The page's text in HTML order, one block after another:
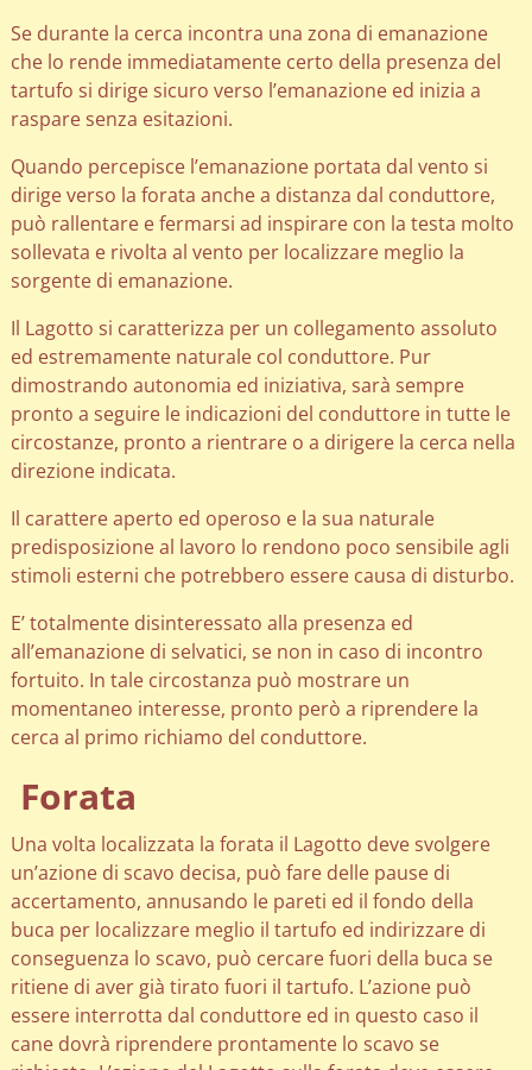
Se durante la cerca incontra una zona di emanazione
che lo rende immediatamente certo della presenza del
tartufo si dirige sicuro verso l’emanazione ed inizia a
raspare senza esitazioni.
Quando percepisce l’emanazione portata dal vento si
dirige verso la forata anche a distanza dal conduttore,
può rallentare e fermarsi ad inspirare con la testa molto
sollevata e rivolta al vento per localizzare meglio la
sorgente di emanazione.
Il Lagotto si caratterizza per un collegamento assoluto
ed estremamente naturale col conduttore. Pur
dimostrando autonomia ed iniziativa, sarà sempre
pronto a seguire le indicazioni del conduttore in tutte le
circostanze, pronto a rientrare o a dirigere la cerca nella
direzione indicata.
Il carattere aperto ed operoso e la sua naturale
predisposizione al lavoro lo rendono poco sensibile agli
stimoli esterni che potrebbero essere causa di disturbo.
E’ totalmente disinteressato alla presenza ed
all’emanazione di selvatici, se non in caso di incontro
fortuito. In tale circostanza può mostrare un
momentaneo interesse, pronto però a riprendere la
cerca al primo richiamo del conduttore.
Forata
Una volta localizzata la forata il Lagotto deve svolgere
un’azione di scavo decisa, può fare delle pause di
accertamento, annusando le pareti ed il fondo della
buca per localizzare meglio il tartufo ed indirizzare di
conseguenza lo scavo, può cercare fuori della buca se
ritiene di aver già tirato fuori il tartufo. L’azione può
essere interrotta dal conduttore ed in questo caso il
cane dovrà riprendere prontamente lo scavo se